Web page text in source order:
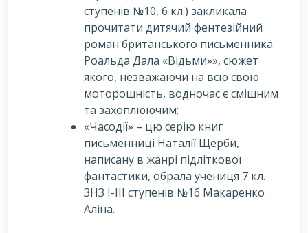
ступенів №10, 6 кл.) закликала
прочитати дитячий фентезійний
роман британського письменника
Роальда Дала «Відьми»», сюжет
якого, незважаючи на всю свою
моторошність, водночас є смішним
та захоплюючим;
«Часодії» – цю серію книг
письменниці Наталії Щерби,
написану в жанрі підліткової
фантастики, обрала учениця 7 кл.
ЗНЗ І-ІІІ ступенів №16 Макаренко
Аліна.